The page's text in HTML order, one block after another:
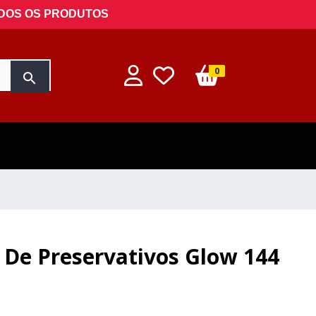
OS PRODUTOS
search 0
De Preservativos Glow 144